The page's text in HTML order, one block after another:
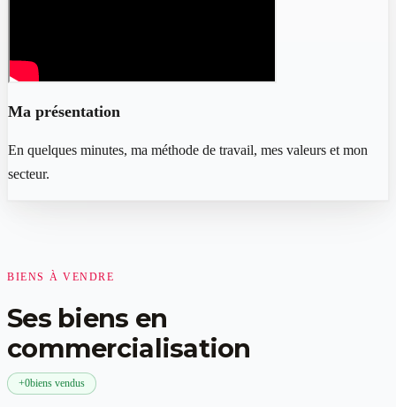
Ma présentation
En quelques minutes, ma méthode de travail, mes valeurs et mon
secteur.
BIENS À VENDRE
Ses biens en
commercialisation
+0biens vendus